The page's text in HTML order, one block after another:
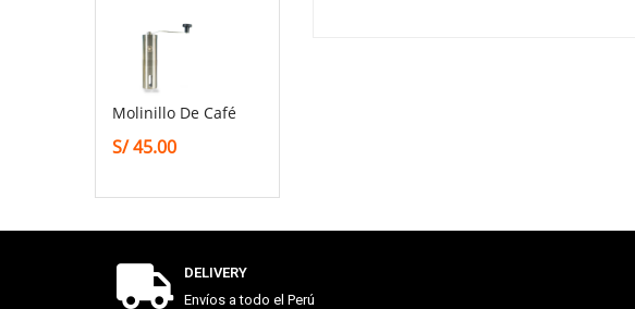
Molinillo De Café
S/45.00
DELIVERY
Envíos a todo el Perú